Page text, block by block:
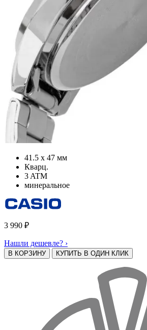
41.5 х 47 мм
Кварц.
3 ATM
минеральное
3 990 ₽
Нашли дешевле? ›
В КОРЗИНУ КУПИТЬ В ОДИН КЛИК